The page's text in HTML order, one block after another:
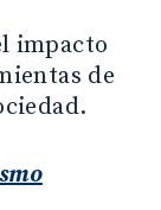
impacto
de